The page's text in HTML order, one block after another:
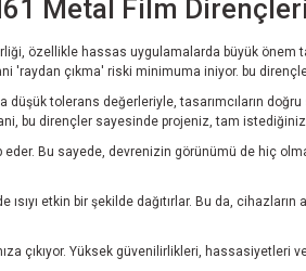
Metal Film
hassas uygulamalarda büyük önem
'raydan çıkma' riski minimuma iniyor. bu
tolerans değerleriyle, tasarımcıların doğru
bu dirençler sayesinde projeniz, tam
Bu sayede, devrenizin görünümü de hiç
etkin bir şekilde dağıtırlar. Bu da, cihazların
çıkıyor. Yüksek güvenilirlikleri, hassasiyetleri